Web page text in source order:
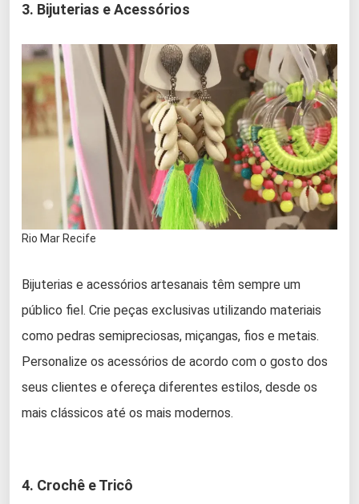
3. Bijuterias e Acessórios
Rio Mar Recife
Bijuterias e acessórios artesanais têm sempre um
público fiel. Crie peças exclusivas utilizando materiais
como pedras semipreciosas, miçangas, fios e metais.
Personalize os acessórios de acordo com o gosto dos
seus clientes e ofereça diferentes estilos, desde os
mais clássicos até os mais modernos.
4. Crochê e Tricô